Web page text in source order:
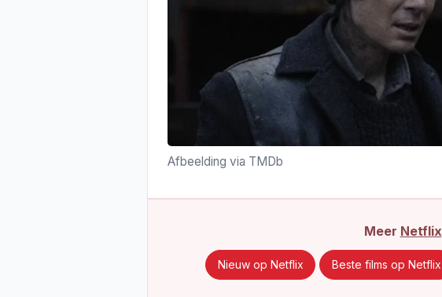
Afbeelding via TMDb
Meer Netflix
Nieuw op Netflix Beste films op Netflix